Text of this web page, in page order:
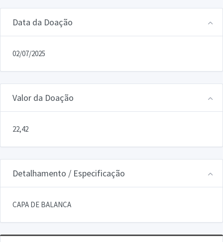
Data da Doação
02/07/2025
Valor da Doação
22,42
Detalhamento / Especificação
CAPA DE BALANCA